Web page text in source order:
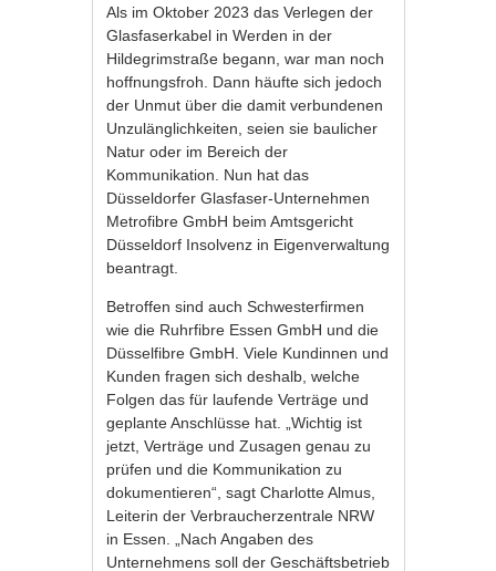
Als im Oktober 2023 das Verlegen der
Glasfaserkabel in Werden in der
Hildegrimstraße begann, war man noch
hoffnungsfroh. Dann häufte sich jedoch
der Unmut über die damit verbundenen
Unzulänglichkeiten, seien sie baulicher
Natur oder im Bereich der
Kommunikation. Nun hat das
Düsseldorfer Glasfaser-Unternehmen
Metrofibre GmbH beim Amtsgericht
Düsseldorf Insolvenz in Eigenverwaltung
beantragt.
Betroffen sind auch Schwesterfirmen
wie die Ruhrfibre Essen GmbH und die
Düsselfibre GmbH. Viele Kundinnen und
Kunden fragen sich deshalb, welche
Folgen das für laufende Verträge und
geplante Anschlüsse hat. „Wichtig ist
jetzt, Verträge und Zusagen genau zu
prüfen und die Kommunikation zu
dokumentieren“, sagt Charlotte Almus,
Leiterin der Verbraucherzentrale NRW
in Essen. „Nach Angaben des
Unternehmens soll der Geschäftsbetrieb